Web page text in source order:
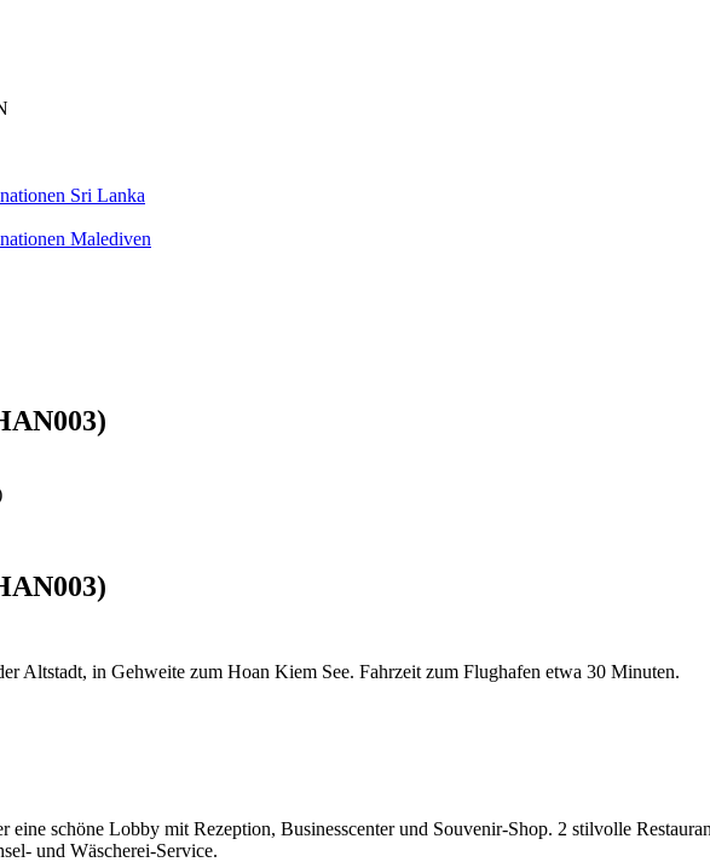
Sri Lanka
Malediven
Altstadt, in Gehweite zum Hoan Kiem See. Fahrzeit zum Flughafen etwa 30 Minuten.
schöne Lobby mit Rezeption, Businesscenter und Souvenir-Shop. 2 stilvolle
und Wäscherei-Service.